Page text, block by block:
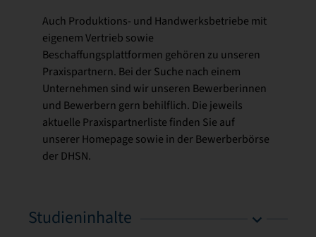
Auch Produktions- und Handwerksbetriebe mit
eigenem Vertrieb sowie
Beschaffungsplattformen gehören zu unseren
Praxispartnern. Bei der Suche nach einem
Unternehmen sind wir unseren Bewerberinnen
und Bewerbern gern behilflich. Die jeweils
aktuelle Praxispartnerliste finden Sie auf
unserer Homepage sowie in der Bewerberbörse
der DHSN.
Studieninhalte